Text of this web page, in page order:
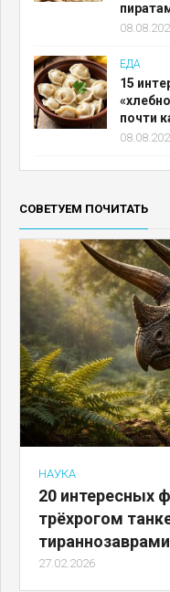
ЕДА
15
почти
СОВЕТУЕМ ПОЧИТАТЬ
НАУКА
20 интересных
трёхрогом
тираннозаврами
27.02.2026